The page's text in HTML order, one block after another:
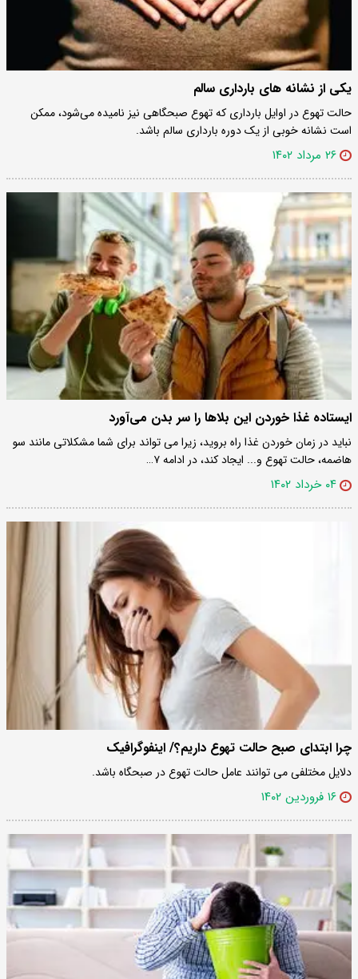
یکی‌ از نشانه های بارداری سالم
حالت تهوع در اوایل بارداری که تهوع صبحگاهی نیز نامیده می‌شود، ممکن
است نشانه خوبی از یک دوره بارداری سالم باشد.
۲۶ مرداد ۱۴۰۲
ایستاده غذا خوردن این بلاها را سر بدن می‌آورد
نباید در زمان خوردن غذا راه بروید، زیرا می تواند برای شما مشکلاتی مانند سو
هاضمه، حالت تهوع و... ایجاد کند، در ادامه ۷…
۰۴ خرداد ۱۴۰۲
چرا ابتدای صبح حالت تهوع داریم؟/ اینفوگرافیک
دلایل مختلفی می توانند عامل حالت تهوع در صبحگاه باشد.
۱۶ فروردین ۱۴۰۲